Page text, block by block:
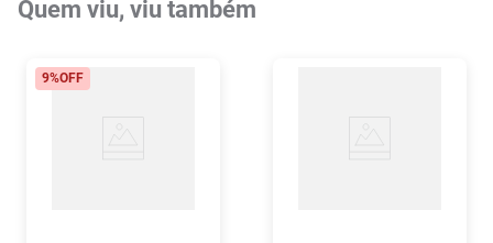
Quem viu, viu também
9%OFF